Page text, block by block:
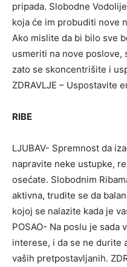
pripada. Slobodne
koja će im probuditi nove
Ako mislite da bi bilo sve
usmeriti na nove poslove,
zato se skoncentrišite i
ZDRAVLJE – Uspostavite
RIBE
LJUBAV- Spremnost da
napravite neke ustupke,
osećate. Slobodnim
aktivna, trudite se da
kojoj se nalazite kada je
POSAO- Na poslu je sada
interese, i da se ne durite
vaših pretpostavljanih.